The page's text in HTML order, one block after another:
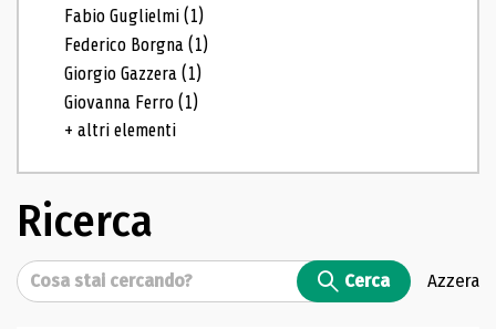
Fabio Guglielmi(1)
Federico Borgna(1)
Giorgio Gazzera(1)
Giovanna Ferro(1)
+ altri elementi
Ricerca
Cerca Cerca Azzera